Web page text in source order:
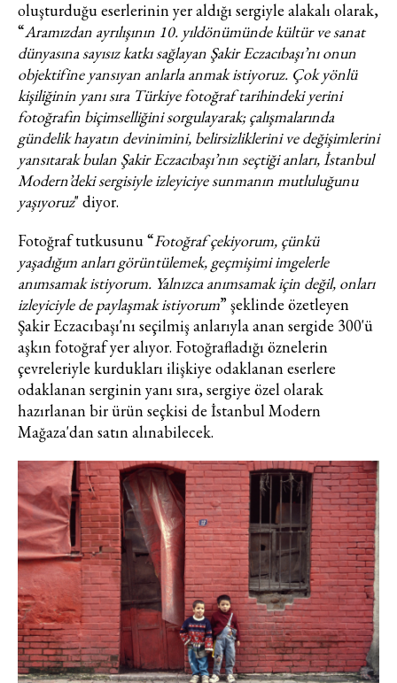
Haftalık E-Bülten
Moda dünyasında neler oluyor? Yeni
fikirler, öne çıkan koleksiyonlar, en
vogue trendler, ünlülerden güzelllik
sırları ve en popüler partilerden
haberdar olmak için haftalık e-
bültenimize kaydolun.
Turkuvaz Haberleşme ve Yayıncılık
A.Ş. tarafından
https://vogue.com.tr/internet sitesi
üzerinden sunulan ürün ve
hizmetlere ilişkin reklam, tanıtım,
pazarlama ve kutlama/ temenni
elektronik ileti gönderiminin e-posta
yoluyla tarafıma yapılmasına onay
ve bu kapsamda/ amaçla ad/
soyad ve e-posta adresi verilerimin
işlenmesine açık rıza veriyorum.
KAYDET KAPAT
oluşturduğu eserlerinin yer aldığı sergiyle alakalı olarak,
“Aramızdan ayrılışının 10. yıldönümünde kültür ve sanat
dünyasına sayısız katkı sağlayan Şakir Eczacıbaşı’nı onun
objektifine yansıyan anlarla anmak istiyoruz. Çok yönlü
kişiliğinin yanı sıra Türkiye fotoğraf tarihindeki yerini
fotoğrafın biçimselliğini sorgulayarak; çalışmalarında
gündelik hayatın devinimini, belirsizliklerini ve değişimlerini
yansıtarak bulan Şakir Eczacıbaşı’nın seçtiği anları, İstanbul
Modern’deki sergisiyle izleyiciye sunmanın mutluluğunu
yaşıyoruz" diyor.
Fotoğraf tutkusunu “Fotoğraf çekiyorum, çünkü
yaşadığım anları görüntülemek, geçmişimi imgelerle
anımsamak istiyorum. Yalnızca anımsamak için değil, onları
izleyiciyle de paylaşmak istiyorum” şeklinde özetleyen
Şakir Eczacıbaşı'nı seçilmiş anlarıyla anan sergide 300'ü
aşkın fotoğraf yer alıyor. Fotoğrafladığı öznelerin
çevreleriyle kurdukları ilişkiye odaklanan eserlere
odaklanan serginin yanı sıra, sergiye özel olarak
hazırlanan bir ürün seçkisi de İstanbul Modern
Mağaza'dan satın alınabilecek.